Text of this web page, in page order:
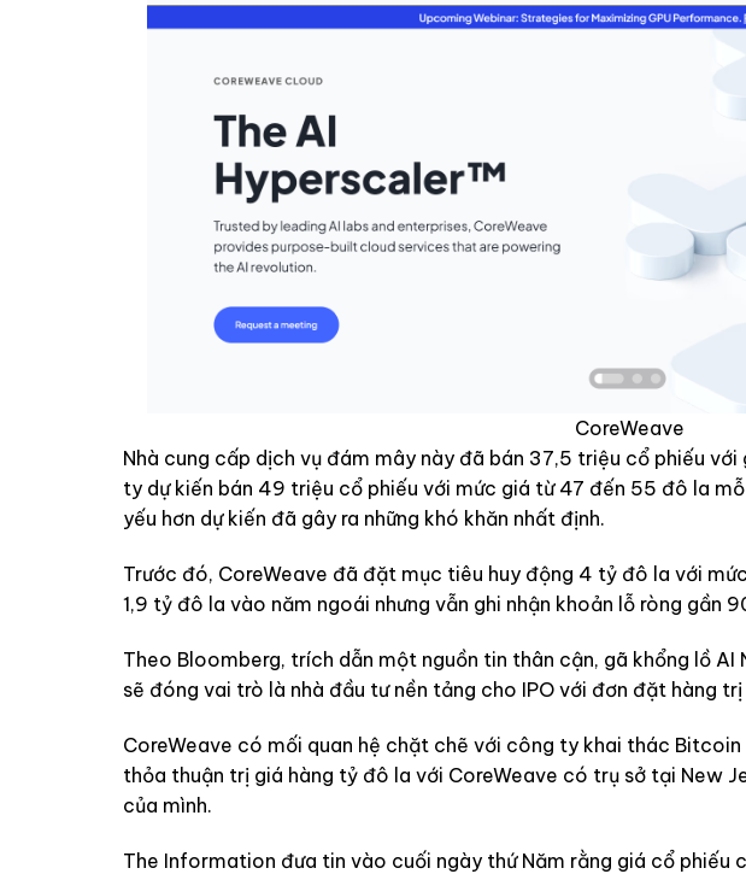
CoreWeave
Nhà cung cấp dịch vụ đám mây này đã bán 37,5 triệu cổ phiếu
ty dự kiến bán 49 triệu cổ phiếu với mức giá từ 47 đến 55 đô la
yếu hơn dự kiến đã gây ra những khó khăn nhất định.
Trước đó, CoreWeave đã đặt mục tiêu huy động 4 tỷ đô la với
1,9 tỷ đô la vào năm ngoái nhưng vẫn ghi nhận khoản lỗ ròng gần
Theo Bloomberg, trích dẫn một nguồn tin thân cận, gã khổng lồ
sẽ đóng vai trò là nhà đầu tư nền tảng cho IPO với đơn đặt hàng
CoreWeave có mối quan hệ chặt chẽ với công ty khai thác
thỏa thuận trị giá hàng tỷ đô la với CoreWeave có trụ sở tại New
của mình.
The Information đưa tin vào cuối ngày thứ Năm rằng giá cổ phiếu